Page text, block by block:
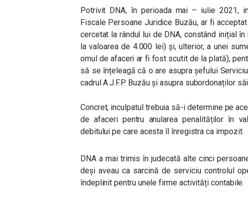
Potrivit DNA, în perioada mai – iulie 2021,
Fiscale Persoane Juridice Buzău, ar fi
cercetat la rândul lui de DNA, constând inițial
la valoarea de 4.000 lei) și, ulterior, a unei
omul de afaceri ar fi fost scutit de la plată),
să se înțeleagă că o are asupra șefului
cadrul A.J.F.P. Buzău și asupra subordonaților
Concret, inculpatul trebuia să-i determine pe
de afaceri pentru anularea penalităților în
debitului pe care acesta îl înregistra ca impozit.
DNA a mai trimis în judecată alte cinci
deși aveau ca sarcină de serviciu controlul
îndeplinit pentru unele firme activități contabile.